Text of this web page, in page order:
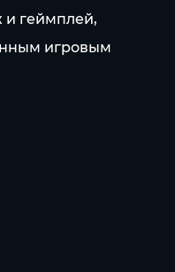
и геймплей,
игровым